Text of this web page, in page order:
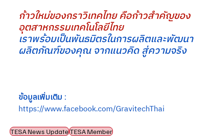
ก้าวใหม่ของกราวิเทคไทย คือก้าวสำคัญของ
อุตสาหกรรมเทคโนโลยีไทย
เราพร้อมเป็นพันธมิตรในการผลิตและพัฒนา
ผลิตภัณฑ์ของคุณ จากแนวคิด สู่ความจริง
ข้อมูลเพิ่มเติม :
https://www.facebook.com/GravitechThai
TESA News UpdateTESA Member